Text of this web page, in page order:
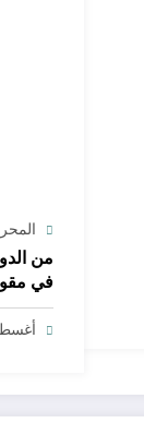
من
في
أغسطس